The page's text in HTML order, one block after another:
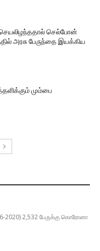
செயலிழந்ததால் செல்போன்
அரசு பேருந்தை இயக்கிய
மும்பை